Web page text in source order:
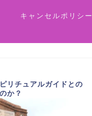
キャンセルポリシー
リチュアルガイドとの
か？